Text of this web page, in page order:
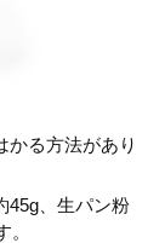
かる方法があり
45g、生パン粉